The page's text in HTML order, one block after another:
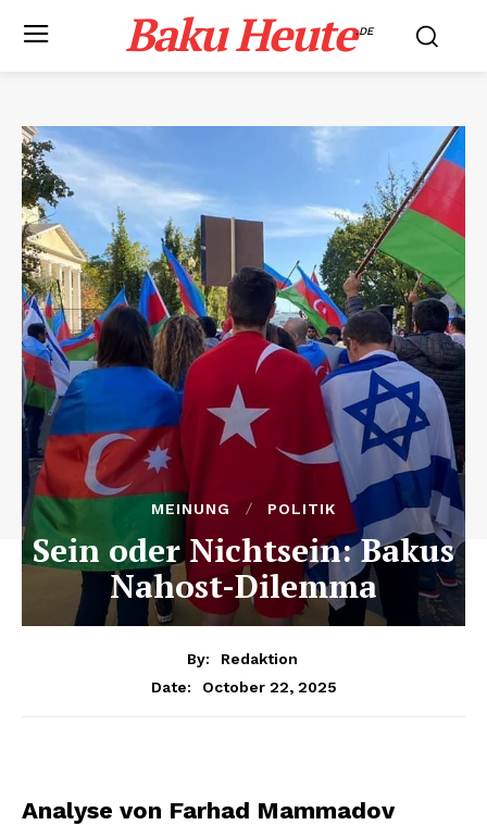
Baku Heute.DE
MEINUNG POLITIK
Sein oder Nichtsein: Bakus
Nahost-Dilemma
By:
Redaktion
Date:
October 22, 2025
Analyse von Farhad Mammadov